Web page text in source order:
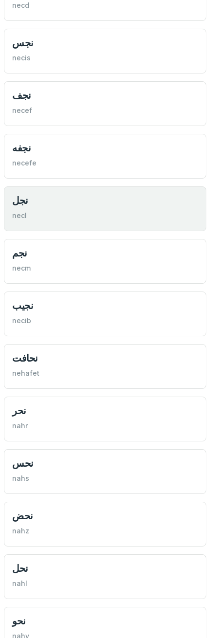
necd
نجس
necis
نجف
necef
نجفه
necefe
نجل
necl
نجم
necm
نجيب
necib
نحافت
nehafet
نحر
nahr
نحس
nahs
نحض
nahz
نحل
nahl
نحو
nahv